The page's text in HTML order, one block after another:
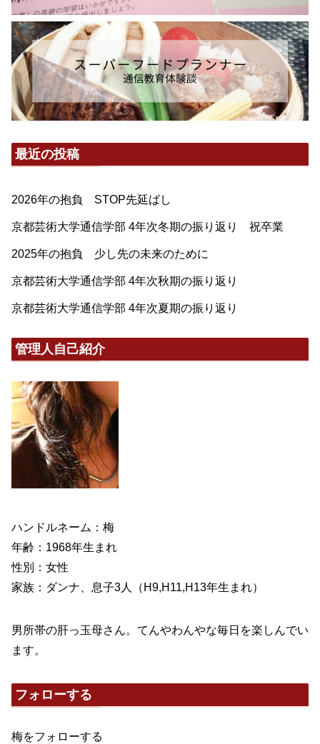
最近の投稿
2026年の抱負 STOP先延ばし
京都芸術大学通信学部 4年次冬期の振り返り 祝卒業
2025年の抱負 少し先の未来のために
京都芸術大学通信学部 4年次秋期の振り返り
京都芸術大学通信学部 4年次夏期の振り返り
管理人自己紹介
ハンドルネーム：梅
年齢：1968年生まれ
性別：女性
家族：ダンナ、息子3人（H9,H11,H13年生まれ）
男所帯の肝っ玉母さん。てんやわんやな毎日を楽しんでい
ます。
フォローする
梅をフォローする